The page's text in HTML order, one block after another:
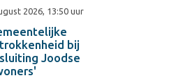
2026, 13:50 uur
bij
Joodse